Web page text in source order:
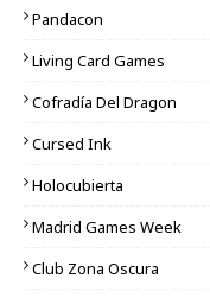
Pandacon
Living Card Games
Cofradía Del Dragon
Cursed Ink
Holocubierta
Madrid Games Week
Club Zona Oscura